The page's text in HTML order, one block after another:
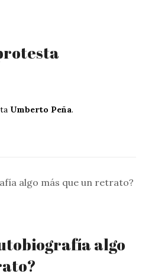
Umberto Peña.
algo